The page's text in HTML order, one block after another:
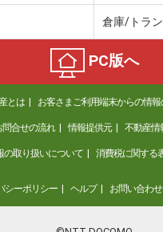
倉庫/トラ
PC版へ
とは お客さまご利用端末からの情
合せの流れ 情報提供元 不動産情
の取り扱いについて 消費税に関する
シーポリシー ヘルプ お問い合わせ